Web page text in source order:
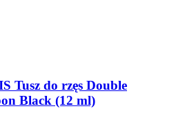
Tusz do rzęs Double
Black (12 ml)